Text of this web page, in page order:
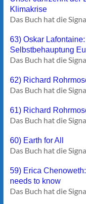
Klimakrise
Das Buch hat die
63) Oskar
Selbstbehauptung
Das Buch hat die
62) Richard
Das Buch hat die
61) Richard
Das Buch hat die
60) Earth for All
Das Buch hat die
59) Erica
needs to know
Das Buch hat die